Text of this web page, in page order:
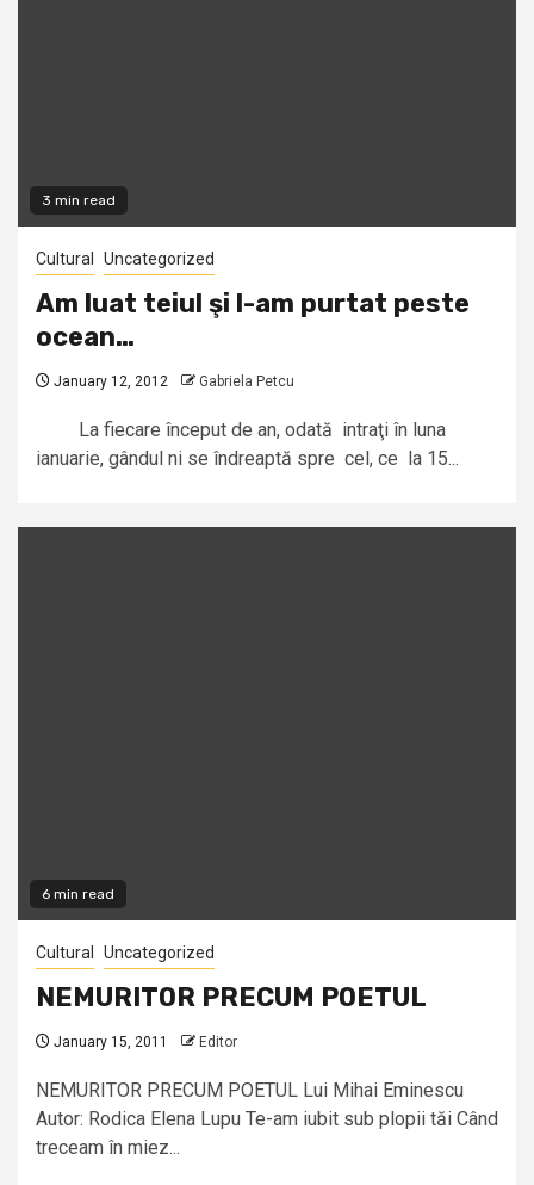
3 min read
Cultural Uncategorized
Am luat teiul şi l-am purtat peste
ocean…
January 12, 2012 Gabriela Petcu
La fiecare început de an, odată intraţi în luna
ianuarie, gândul ni se îndreaptă spre cel, ce la 15...
6 min read
Cultural Uncategorized
NEMURITOR PRECUM POETUL
January 15, 2011 Editor
NEMURITOR PRECUM POETUL Lui Mihai Eminescu
Autor: Rodica Elena Lupu Te-am iubit sub plopii tăi Când
treceam în miez...